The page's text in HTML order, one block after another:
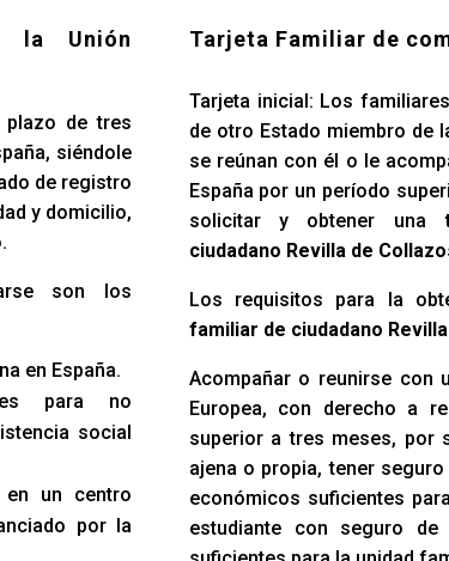
la Unión
plazo de tres
siéndole
de registro
y domicilio,
son los
en España.
para no
social
en un centro
por la
Tarjeta Familiar de
Tarjeta inicial: Los
de otro Estado miembro de
se reúnan con él o le
España por un período
solicitar y obtener una
ciudadano Revilla de
Los requisitos para la
familiar de ciudadano
Acompañar o reunirse con
Europea, con derecho a
superior a tres meses, por
ajena o propia, tener
económicos suficientes
estudiante con seguro